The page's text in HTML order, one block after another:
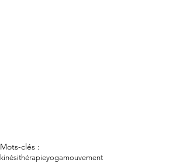
Mots-clés :
kinésithérapieyogamouvement